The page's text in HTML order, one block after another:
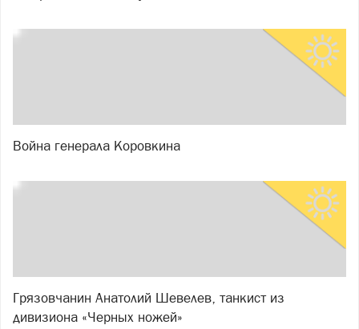
Война генерала Коровкина
Грязовчанин Анатолий Шевелев, танкист из
дивизиона «Черных ножей»